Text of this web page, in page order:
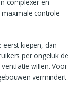
complexer en
controle
eerst kiepen, dan
per ongeluk de
willen. Voor
vermindert